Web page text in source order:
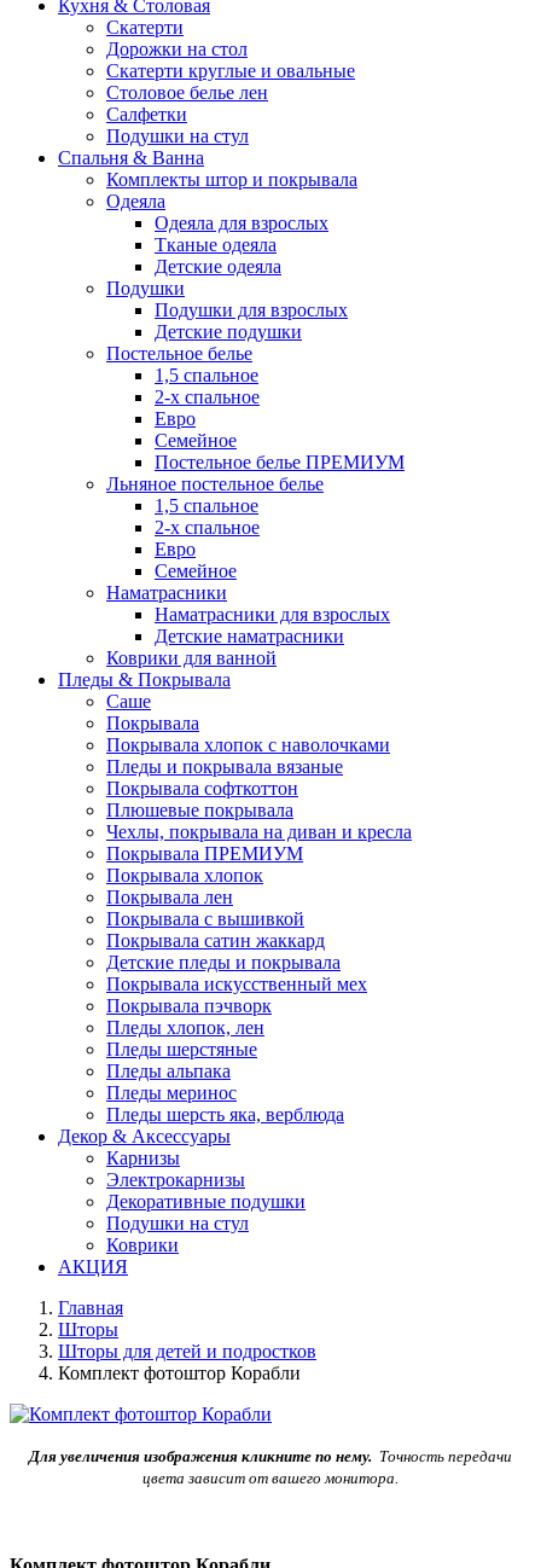
Кухня & Столовая
Скатерти
Дорожки на стол
Скатерти круглые и овальные
Столовое белье лен
Салфетки
Подушки на стул
Спальня & Ванна
Комплекты штор и покрывала
Одеяла
Одеяла для взрослых
Тканые одеяла
Детские одеяла
Подушки
Подушки для взрослых
Детские подушки
Постельное белье
1,5 спальное
2-х спальное
Евро
Семейное
Постельное белье ПРЕМИУМ
Льняное постельное белье
1,5 спальное
2-х спальное
Евро
Семейное
Наматрасники
Наматрасники для взрослых
Детские наматрасники
Коврики для ванной
Пледы & Покрывала
Саше
Покрывала
Покрывала хлопок с наволочками
Пледы и покрывала вязаные
Покрывала софткоттон
Плюшевые покрывала
Чехлы, покрывала на диван и кресла
Покрывала ПРЕМИУМ
Покрывала хлопок
Покрывала лен
Покрывала с вышивкой
Покрывала сатин жаккард
Детские пледы и покрывала
Покрывала искусственный мех
Покрывала пэчворк
Пледы хлопок, лен
Пледы шерстяные
Пледы альпака
Пледы меринос
Пледы шерсть яка, верблюда
Декор & Аксессуары
Карнизы
Электрокарнизы
Декоративные подушки
Подушки на стул
Коврики
АКЦИЯ
Главная
Шторы
Шторы для детей и подростков
Комплект фотоштор Корабли
Для увеличения изображения кликните по нему. Точность передачи
цвета зависит от вашего монитора.